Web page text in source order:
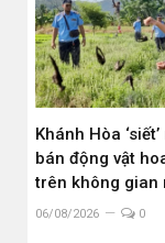
Khánh Hòa
bán động vật
trên không gian
06/08/2026 0